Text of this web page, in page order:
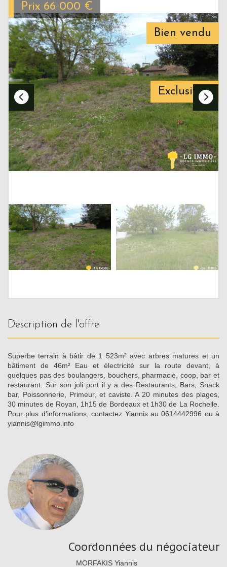
Bien vendu
Exclusivité
Prix 66 000 €
description de l'offre
Superbe terrain à bâtir de 1 523m² avec arbres matures et un
bâtiment de 46m² Eau et électricité sur la route devant, à
quelques pas des boulangers, bouchers, pharmacie, coop, bar et
restaurant. Sur son joli port il y a des Restaurants, Bars, Snack
bar, Poissonnerie, Primeur, et caviste. A 20 minutes des plages,
30 minutes de Royan, 1h15 de Bordeaux et 1h30 de La Rochelle.
Pour plus d'informations, contactez Yiannis au 0614442996 ou à
yiannis@lgimmo.info
Coordonnées du négociateur
MORFAKIS Yiannis